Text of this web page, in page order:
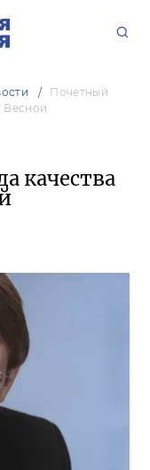
Почетный
Весной
качества